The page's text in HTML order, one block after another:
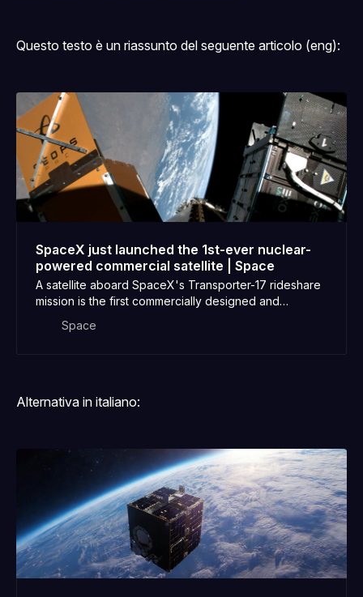
Questo testo è un riassunto del seguente articolo (eng):
SpaceX just launched the 1st-ever nuclear-
powered commercial satellite | Space
A satellite aboard SpaceX's Transporter-17 rideshare
mission is the first commercially designed and
Space
Alternativa in italiano: